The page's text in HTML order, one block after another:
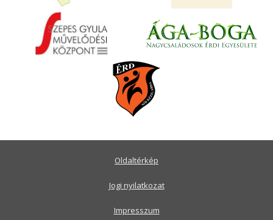
Oldaltérkép
Jogi nyilatkozat
Impresszum